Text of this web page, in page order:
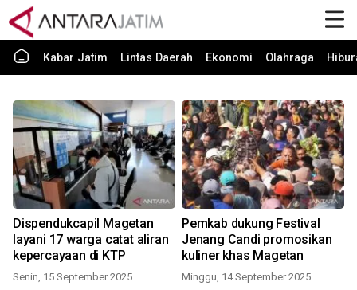
Kabar Jatim Lintas Daerah Ekonomi Olahraga
Dispendukcapil Magetan
layani 17 warga catat aliran
kepercayaan di KTP
Senin, 15 September 2025
Pemkab dukung Festival
Jenang Candi promosikan
kuliner khas Magetan
Minggu, 14 September 2025